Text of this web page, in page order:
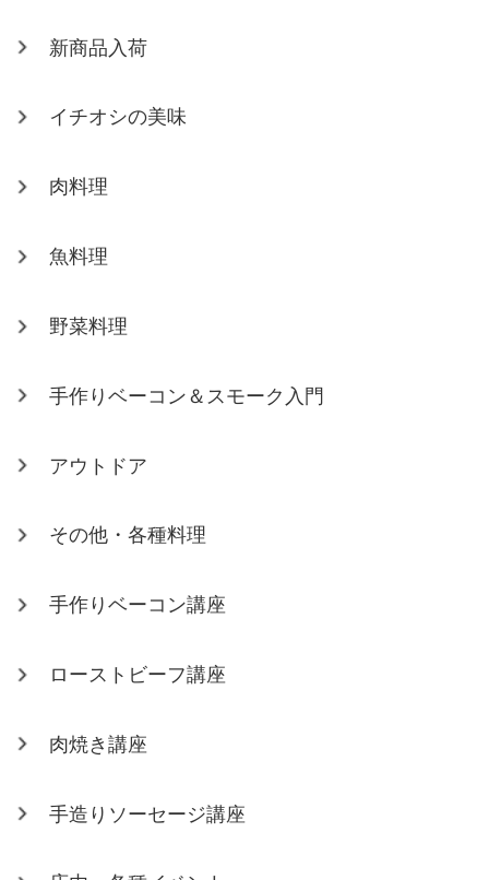
新商品入荷
イチオシの美味
肉料理
魚料理
野菜料理
手作りベーコン＆スモーク入門
アウトドア
その他・各種料理
手作りベーコン講座
ローストビーフ講座
肉焼き講座
手造りソーセージ講座